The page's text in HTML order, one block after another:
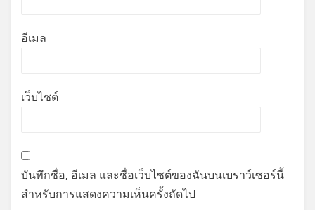
อีเมล
เว็บไซต์
บันทึกชื่อ, อีเมล และชื่อเว็บไซต์ของฉันบนเบราว์เซอร์นี้
สำหรับการแสดงความเห็นครั้งถัดไป